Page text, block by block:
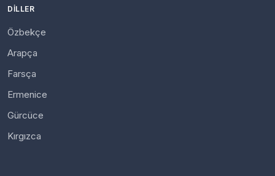
DILLER
Özbekçe
Arapça
Farsça
Ermenice
Gürcüce
Kırgızca